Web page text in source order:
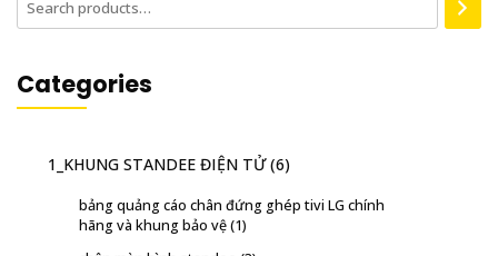
Categories
1_KHUNG STANDEE ĐIỆN TỬ (6)
bảng quảng cáo chân đứng ghép tivi LG chính
hãng và khung bảo vệ(1)